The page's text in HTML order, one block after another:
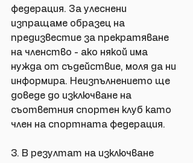
федерация. За улеснени
изпращаме образец на
предизвестие за прекратяване
на членство - ако някой има
нужда от съдействие, моля да ни
информира. Неизпълнението ще
доведе до изключване на
съответния спортен клуб като
член на спортната федерация.
3. В резултат на изключване